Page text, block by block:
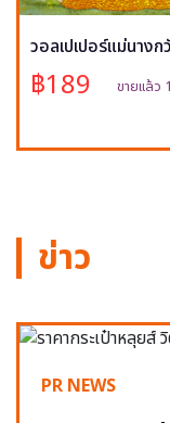
วอลเปเปอร์แม่นางก
฿189 ขายแล้ว
ข่าว
PR NEWS